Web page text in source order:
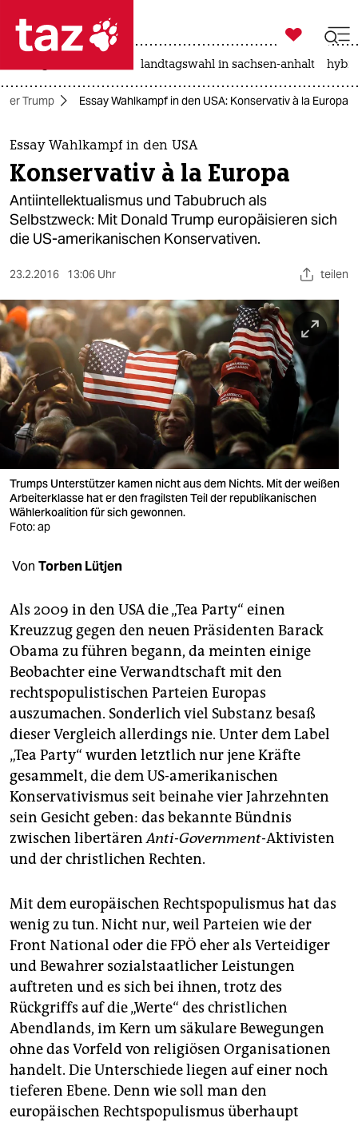
 taz zahl ich
taz zahl ich
themen
politik
öko
sport
berlin
nord
wahrheit
verlag
verlag
veranstaltungen
shop
unterstützen
abo
genossenschaft
epaper login

taz zahl ich
landtagswahl in sachsen-anhalt
Trump Essay Wahlkampf in den USA: Konservativ à la Europa
Essay Wahlkampf in den USA
Konservativ à la Europa
Antiintellektualismus und Tabubruch als
Selbstzweck: Mit Donald Trump europäisieren sich
die US-amerikanischen Konservativen.
23.2.2016 13:06 Uhr teilen
Trumps Unterstützer kamen nicht aus dem Nichts. Mit der weißen
Arbeiterklasse hat er den fragilsten Teil der republikanischen
Wählerkoalition für sich gewonnen.
Foto: ap
Von Torben Lütjen
Als 2009 in den USA die „Tea Party“ einen
Kreuzzug gegen den neuen Präsidenten Barack
Obama zu führen begann, da meinten einige
Beobachter eine Verwandtschaft mit den
rechtspopulistischen Parteien Europas
auszumachen. Sonderlich viel Substanz besaß
dieser Vergleich allerdings nie. Unter dem Label
„Tea Party“ wurden letztlich nur jene Kräfte
gesammelt, die dem US-amerikanischen
Konservativismus seit beinahe vier Jahrzehnten
sein Gesicht geben: das bekannte Bündnis
zwischen libertärenAnti-Government-Aktivisten
und der christlichen Rechten.
Mit dem europäischen Rechtspopulismus hat das
wenig zu tun. Nicht nur, weil Parteien wie der
Front National oder die FPÖ eher als Verteidiger
und Bewahrer sozialstaatlicher Leistungen
auftreten und es sich bei ihnen, trotz des
Rückgriffs auf die „Werte“ des christlichen
Abendlands, im Kern um säkulare Bewegungen
ohne das Vorfeld von religiösen Organisationen
handelt. Die Unterschiede liegen auf einer noch
tieferen Ebene. Denn wie soll man den
europäischen Rechtspopulismus überhaupt